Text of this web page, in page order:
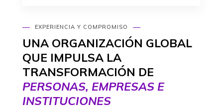
EXPERIENCIA Y COMPROMISO
UNA ORGANIZACIÓN GLOBAL
QUE IMPULSA LA
TRANSFORMACIÓN DE
PERSONAS, EMPRESAS E
INSTITUCIONES